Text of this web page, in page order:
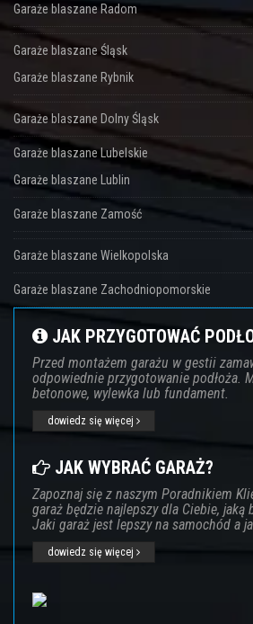
Garaże blaszane Radom
Garaże blaszane Śląsk
Garaże blaszane Rybnik
Garaże blaszane Dolny Śląsk
Garaże blaszane Lubelskie
Garaże blaszane Lublin
Garaże blaszane Zamość
Garaże blaszane Wielkopolska
Garaże blaszane Zachodniopomorskie
JAK PRZYGOTOWAĆ
Przed montażem garażu w gestii
odpowiednie przygotowanie podłoża.
betonowe, wylewka lub fundament.
dowiedz się więcej
JAK WYBRAĆ GARAŻ?
Zapoznaj się z naszym Poradnikiem
garaż będzie najlepszy dla Ciebie, jaką
Jaki garaż jest lepszy na samochód a
dowiedz się więcej